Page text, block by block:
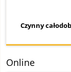
Czynny
Online